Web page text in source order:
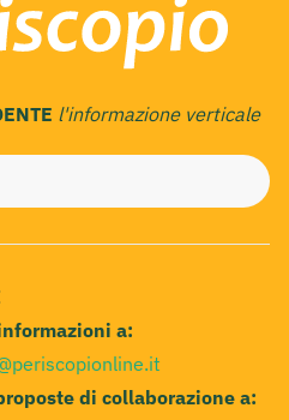
l'informazione verticale
a:
di collaborazione a: